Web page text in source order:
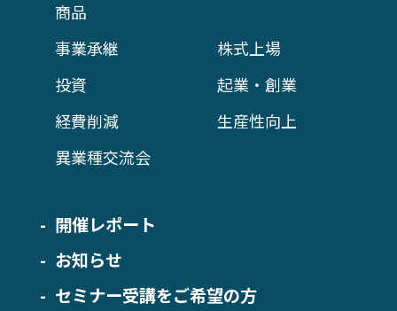
商品
事業承継
株式上場
投資
起業・創業
経費削減
生産性向上
異業種交流会
開催レポート
お知らせ
セミナー受講をご希望の方